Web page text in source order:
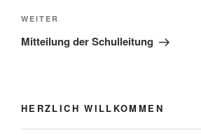
Nächster
Beitrag
WEITER
Mitteilung der Schulleitung
HERZLICH WILLKOMMEN